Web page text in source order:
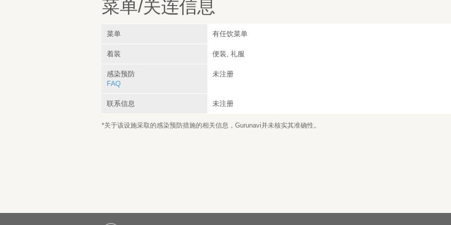
菜单/关连信息
菜单 有任饮菜单
着装 便装, 礼服
感染预防
FAQ
未注册
联系信息 未注册
*关于该设施采取的感染预防措施的相关信息，Gurunavi并未核实其准确性。